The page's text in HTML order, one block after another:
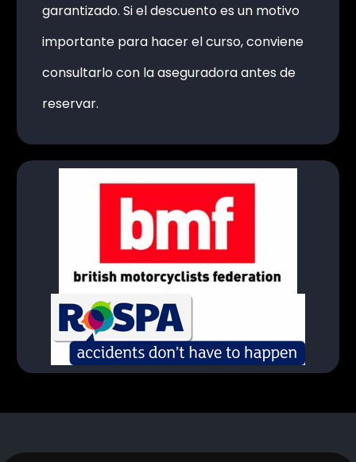
garantizado. Si el descuento es un motivo
importante para hacer el curso, conviene
consultarlo con la aseguradora antes de
reservar.